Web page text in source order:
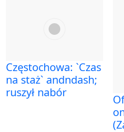
Częstochowa: `Czas
na staż` andndash;
ruszył nabór